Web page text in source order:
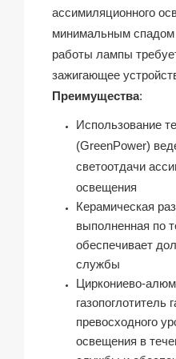
ассимиляционного
минимальным спадом
работы лампы
зажигающее
Преимущества:
Использование
(GreenPower)
светоотдачи
освещения
Керамическая
выполненная по
обеспечивает
службы
Циркониево-
газопоглотитель
превосходного
освещения в